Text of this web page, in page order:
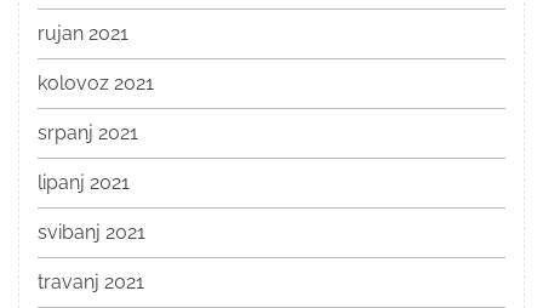
rujan 2021
kolovoz 2021
srpanj 2021
lipanj 2021
svibanj 2021
travanj 2021